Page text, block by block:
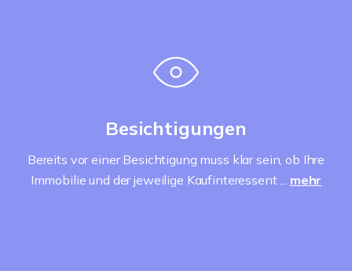
Besichtigungen
Bereits vor einer Besichtigung muss klar sein, ob Ihre
Immobilie und der jeweilige Kaufinteressent ... mehr